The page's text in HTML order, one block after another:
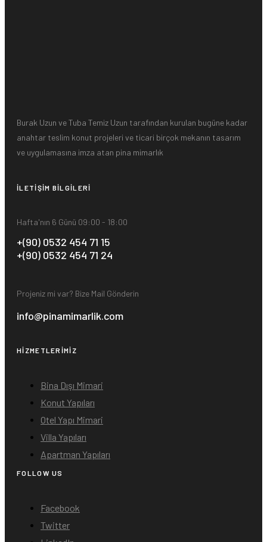
Burak Uzun ve Tuba Temiz Uzun tarafından kurulan bugüne kadar
anahtar teslim konut projeleri ve ticari birçok mekanın tasarım
ve uygulamasına imza atan pina mimarlık
İLETIŞIM BILGILERI
Hafta'nın 6 Günü 09:00 - 18:00
+(90) 0532 454 71 15
+(90) 0532 454 71 24
Projeniz mi var? Bize Mail Gönderin
info@pinamimarlik.com
HIZMETLERIMIZ
Bina Dışı Mimari
Konut Yapıları
Otel Yapı Mimari
Villa Yapıları
Apartman Yapıları
FOLLOW US
Facebook
Twitter